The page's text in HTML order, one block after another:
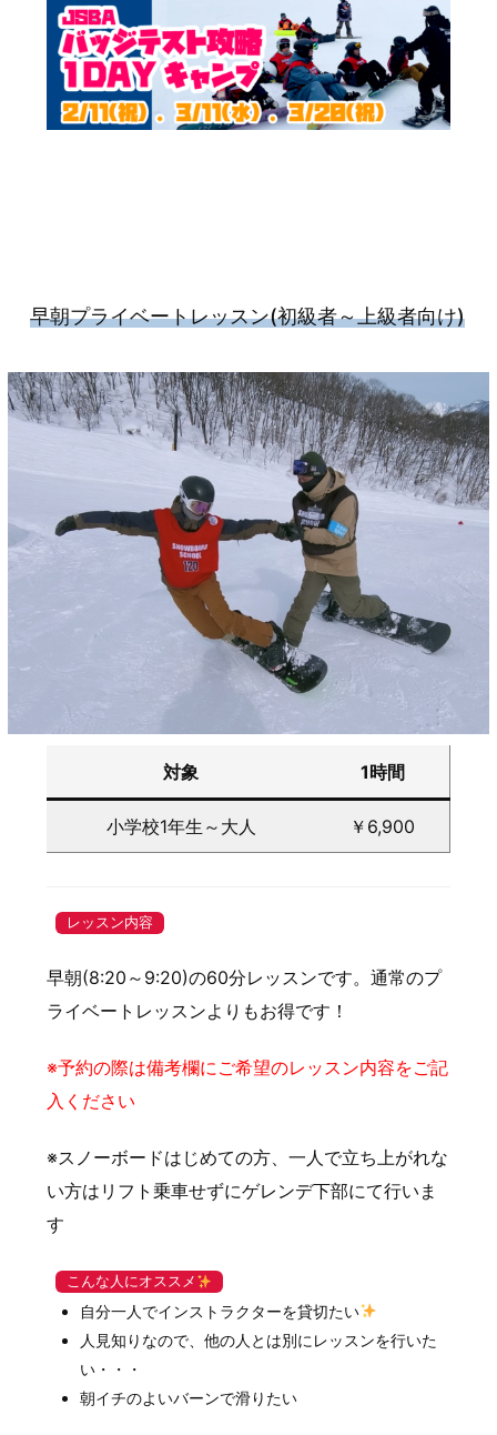
早朝プライベートレッスン(初級者～上級者向け)
対象 1時間
小学校1年生～大人 ￥6,900
レッスン内容
早朝(8:20～9:20)の60分レッスンです。通常のプ
ライベートレッスンよりもお得です！
※予約の際は備考欄にご希望のレッスン内容をご記
入ください
※スノーボードはじめての方、一人で立ち上がれな
い方はリフト乗車せずにゲレンデ下部にて行いま
す
こんな人にオススメ
自分一人でインストラクターを貸切たい
人見知りなので、他の人とは別にレッスンを行いた
い・・・
朝イチのよいバーンで滑りたい